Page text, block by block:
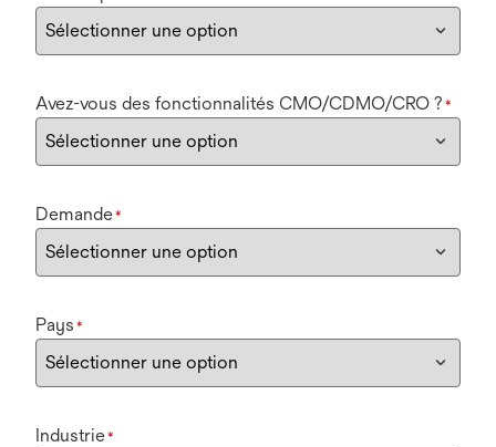
Avez-vous des fonctionnalités CMO/CDMO/CRO ? *
Demande*
Pays *
Industrie*